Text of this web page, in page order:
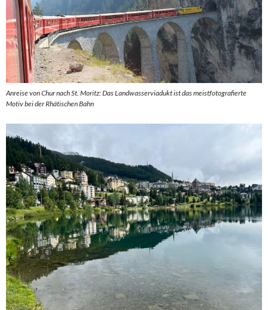
Anreise von Chur nach St. Moritz: Das Landwasserviadukt ist das meistfotografierte
Motiv bei der Rhätischen Bahn